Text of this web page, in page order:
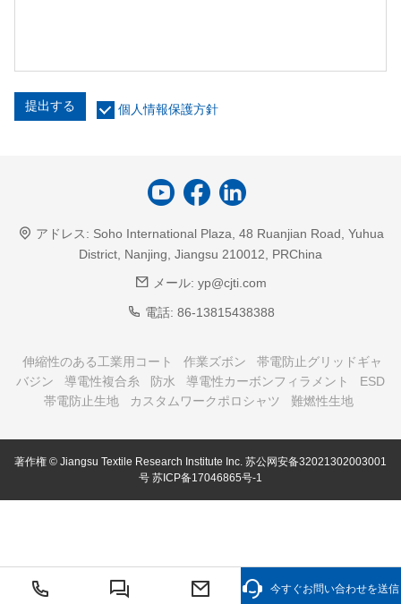
提出する 個人情報保護方針
アドレス: Soho International Plaza, 48 Ruanjian Road, Yuhua
District, Nanjing, Jiangsu 210012, PRChina
メール: yp@cjti.com
電話: 86-13815438388
伸縮性のある工業用コート 作業ズボン
帯電防止グリッドギャ
バジン
導電性複合糸 防水 導電性カーボンフィラメント
ESD
帯電防止生地
カスタムワークポロシャツ 難燃性生地
著作権 © Jiangsu Textile Research Institute Inc. 苏公网安备32021302003001
号 苏ICP备17046865号-1
今すぐお問い合わせを送信